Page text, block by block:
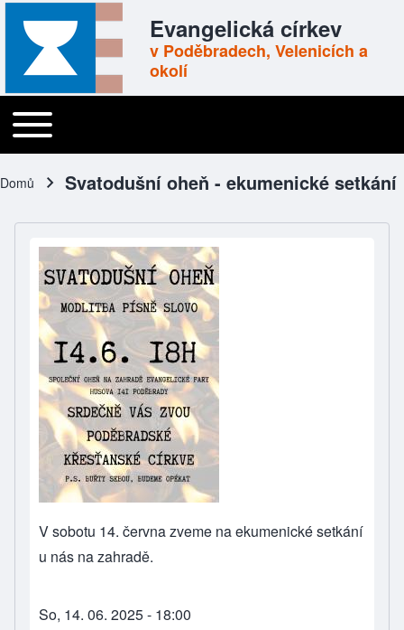
Evangelická církev
v Poděbradech, Velenicích a
okolí
Main navigation
Toggle main menu
Domů Svatodušní oheň - ekumenické setkání
V sobotu 14. června zveme na ekumenické setkání
u nás na zahradě.
So, 14. 06. 2025 - 18:00